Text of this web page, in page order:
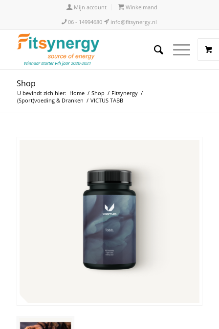
Mijn account
Winkelmand
06 - 14994680
info@fitsynergy.nl
Shop
U bevindt zich hier: Home / Shop / Fitsynergy /
(Sport)voeding & Dranken / VICTUS TABB